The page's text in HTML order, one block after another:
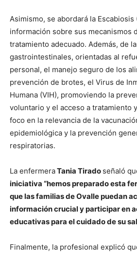
Asimismo, se abordará la
información sobre sus mecanismos
tratamiento adecuado. Además, de
gastrointestinales, orientadas al
personal, el manejo seguro de los
prevención de brotes, el Virus de
Humana (VIH), promoviendo la
voluntario y el acceso a tratamiento
foco en la relevancia de la
epidemiológica y la prevención
respiratorias.
La enfermeraTania Tirado señaló
iniciativa “hemos preparado esta
que las familias de Ovalle puedan
información crucial y participar en
educativas para el cuidado de su
Finalmente, la profesional explicó